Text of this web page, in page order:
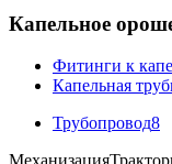
Капельное
Фитинги к
Капельная
Трубопровод8